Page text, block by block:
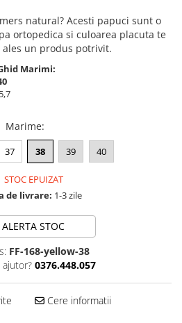
natural? Acesti papuci sunt o
ortopedica si culoarea placuta te
ales un produs potrivit.
Marimi:
Marime:
37 38 39 40
STOC EPUIZAT
de livrare: 1-3 zile
ALERTA STOC
FF-168-yellow-38
0376.448.057
Cere informatii